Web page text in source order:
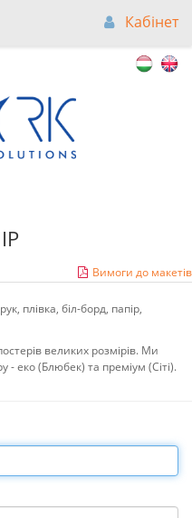
Кабінет
Вимоги до макетів
великих розмірів. Ми
- еко (Блюбек) та преміум (Сіті).